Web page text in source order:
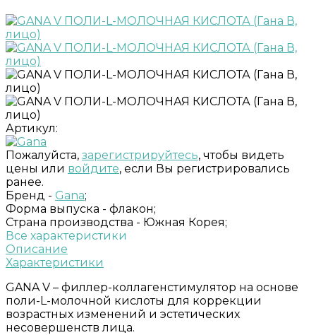
Артикул:
Пожалуйста, зарегистрируйтесь, чтобы видеть
цены или войдите, если Вы регистрировались
ранее.
Бренд - Gana;
Форма выпуска - флакон;
Страна производства - Южная Корея;
Все характеристики
Описание
Характеристики
GANA V – филлер-коллагенстимулятор на основе
поли-L-молочной кислоты для коррекции
возрастных изменений и эстетических
несовершенств лица.